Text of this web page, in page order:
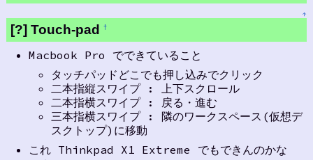
↑
[?] Touch-pad †
Macbook Pro でできていること
タッチパッドどこでも押し込みでクリック
二本指縦スワイプ : 上下スクロール
二本指横スワイプ : 戻る・進む
三本指横スワイプ : 隣のワークスペース(仮想デ
スクトップ)に移動
これ Thinkpad X1 Extreme でもできんのかな